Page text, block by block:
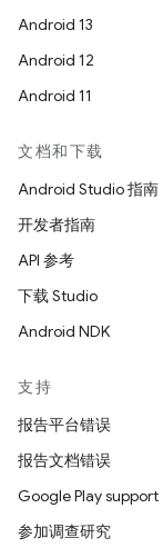
Android 13
Android 12
Android 11
文档和下载
Android Studio 指南
开发者指南
API 参考
下载 Studio
Android NDK
支持
报告平台错误
报告文档错误
Google Play support
参加调查研究